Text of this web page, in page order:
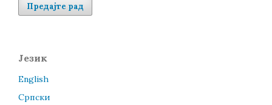
Предајте рад
Језик
English
Cрпски